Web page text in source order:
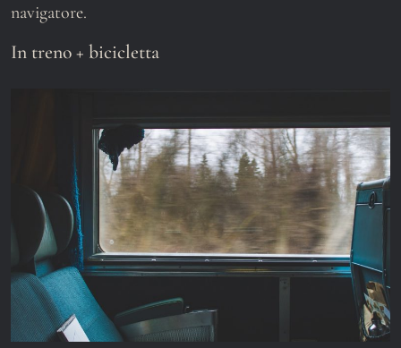
navigatore.
In treno + bicicletta